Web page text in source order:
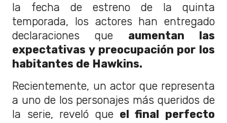
la fecha de estreno de la quinta
temporada, los actores han entregado
declaraciones que aumentan las
expectativas y preocupación por los
habitantes de Hawkins.
Recientemente, un actor que representa
a uno de los personajes más queridos de
la serie, reveló que el final perfecto